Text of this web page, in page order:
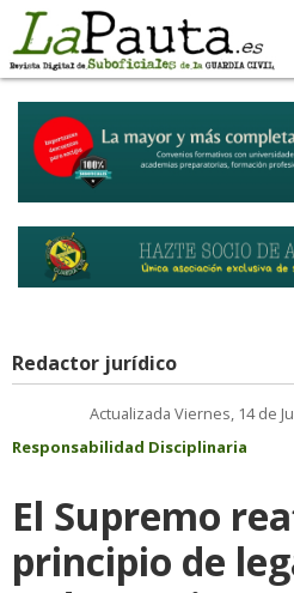
Redactor jurídico
Actualizada Viernes, 14 de
Responsabilidad Disciplinaria
El Supremo
principio de